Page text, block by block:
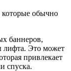
которые обычно
баннеров,
лифта. Это может
привлекает
спуска.